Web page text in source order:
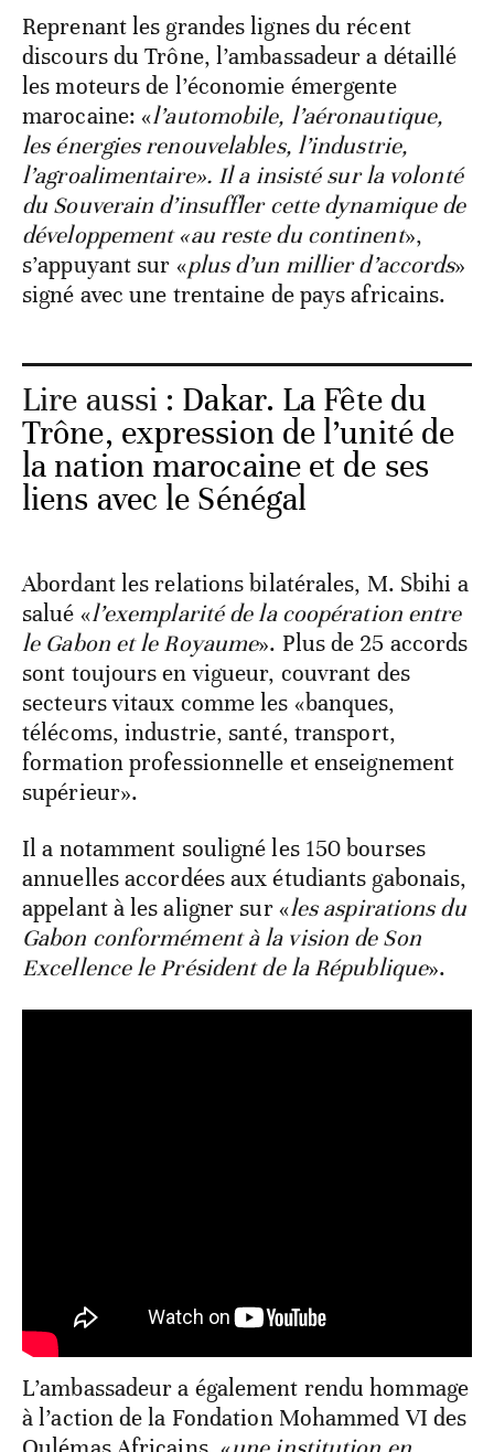
Reprenant les grandes lignes du récent
discours du Trône, l’ambassadeur a détaillé
les moteurs de l’économie émergente
marocaine: «l’automobile, l’aéronautique,
les énergies renouvelables, l’industrie,
l’agroalimentaire». Il a insisté sur la volonté
du Souverain d’insuffler cette dynamique de
développement «au reste du continent»,
s’appuyant sur «plus d’un millier d’accords»
signé avec une trentaine de pays africains.
Lire aussi : Dakar. La Fête du
Trône, expression de l’unité de
la nation marocaine et de ses
liens avec le Sénégal
Abordantles relations bilatérales, M. Sbihi a
salué «l’exemplarité de la coopération entre
le Gabon et le Royaume». Plus de 25 accords
sont toujours en vigueur, couvrant des
secteurs vitaux comme les «banques,
télécoms, industrie, santé, transport,
formation professionnelle et enseignement
supérieur».
Il a notamment souligné les 150 bourses
annuelles accordées aux étudiants gabonais,
appelant à les aligner sur «les aspirations du
Gabon conformément à la vision de Son
Excellence le Président de la République».
L’ambassadeur a également rendu hommage
à l’action de la Fondation Mohammed VI des